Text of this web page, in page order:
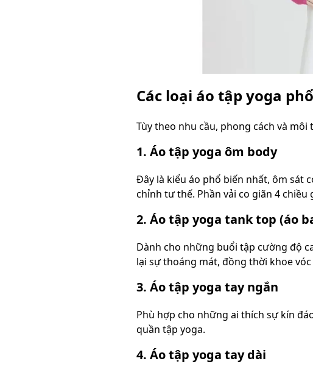
Các loại áo tập yoga
Tùy theo nhu cầu, phong cách và
1. Áo tập yoga ôm body
Đây là kiểu áo phổ biến nhất, ôm sát
chỉnh tư thế. Phần vải co giãn 4
2. Áo tập yoga tank top (áo
Dành cho những buổi tập cường độ
lại sự thoáng mát, đồng thời khoe
3. Áo tập yoga tay ngắn
Phù hợp cho những ai thích sự kín
quần tập yoga.
4. Áo tập yoga tay dài